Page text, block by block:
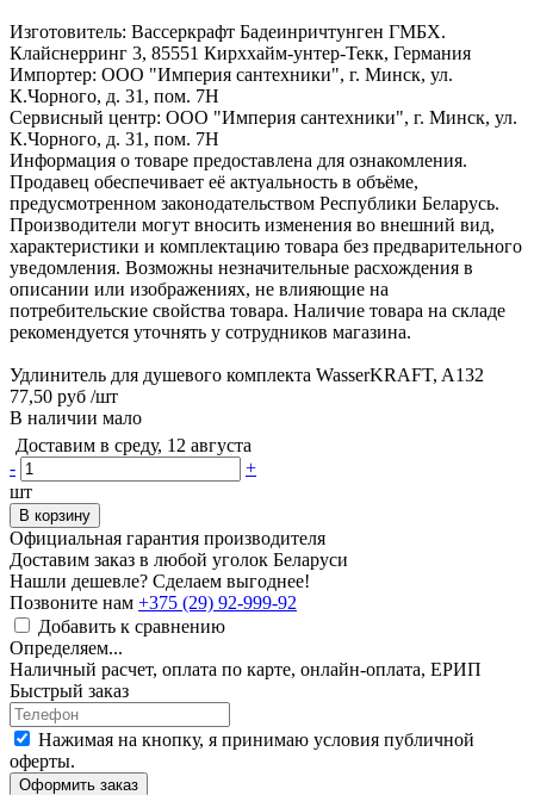
Изготовитель: Вассеркрафт Бадеинричтунген ГМБХ.
Клайснерринг 3, 85551 Кирххайм-унтер-Текк, Германия
Импортер: ООО "Империя сантехники", г. Минск, ул.
К.Чорного, д. 31, пом. 7Н
Сервисный центр: ООО "Империя сантехники", г. Минск, ул.
К.Чорного, д. 31, пом. 7Н
Информация о товаре предоставлена для ознакомления.
Продавец обеспечивает её актуальность в объёме,
предусмотренном законодательством Республики Беларусь.
Производители могут вносить изменения во внешний вид,
характеристики и комплектацию товара без предварительного
уведомления. Возможны незначительные расхождения в
описании или изображениях, не влияющие на
потребительские свойства товара. Наличие товара на складе
рекомендуется уточнять у сотрудников магазина.
Удлинитель для душевого комплекта WasserKRAFT, A132
77,50 руб /шт
В наличии мало
Доставим в среду, 12 августа
-
+
шт
В корзину
Официальная гарантия производителя
Доставим заказ в любой уголок Беларуси
Нашли дешевле? Сделаем выгоднее!
Позвоните нам +375 (29) 92-999-92
Добавить к сравнению
Определяем...
Наличный расчет, оплата по карте, онлайн-оплата, ЕРИП
Быстрый заказ
Нажимая на кнопку, я принимаю условия публичной
оферты.
Оформить заказ